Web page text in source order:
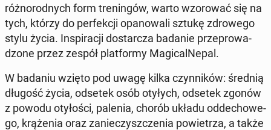
róż­no­rod­nych form tre­nin­gów, warto wzo­ro­wać się na
tych, którzy do per­fek­cji opa­no­wa­li sztukę zdro­we­go
stylu życia. In­spi­ra­cji do­star­cza badanie prze­pro­wa­
dzo­ne przez zespół plat­for­my Ma­gi­cal­Ne­pal.
W badaniu wzięto pod uwagę kilka czyn­ni­ków: średnią
długość życia, odsetek osób otyłych, odsetek zgonów
z powodu oty­ło­ści, palenia, chorób układu od­de­cho­we­
go, krą­że­nia oraz za­nie­czysz­cze­nia po­wie­trza, a także